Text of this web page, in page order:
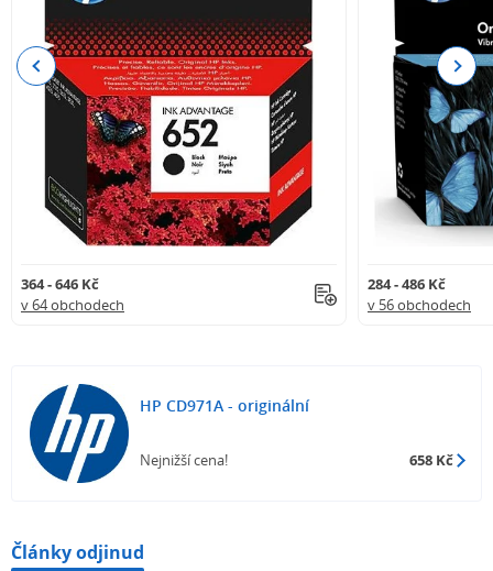
364 - 646 Kč
v 64 obchodech
284 - 486 Kč
v 56 obchodech
Previous Next
HP CD971A - originální
Nejnižší cena! 658 Kč
Články odjinud